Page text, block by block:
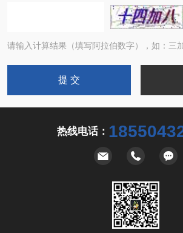
请输入计算结果（填写阿拉伯数字），如：三
热线电话：